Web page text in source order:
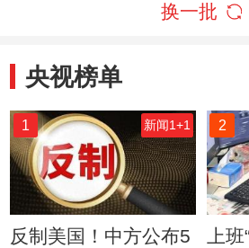
换一批
央视榜单
1 新闻1+1
反制美国！中方公布5
2
上